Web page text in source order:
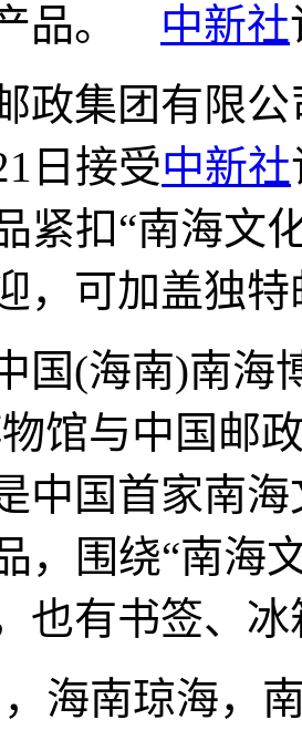
品。 中新社
集团有限公
日接受中新社
紧扣“南海文
，可加盖独
(海南)南海
馆与中国邮
中国首家南
，围绕“南海
也有书签、
海南琼海，